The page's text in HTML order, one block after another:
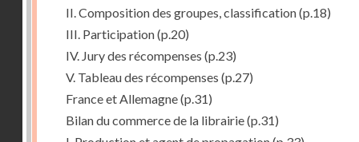
II. Composition des groupes, classification(p.18)
III. Participation(p.20)
IV. Jury des récompenses (p.23)
V. Tableau des récompenses (p.27)
France et Allemagne(p.31)
Bilan du commerce de la librairie(p.31)